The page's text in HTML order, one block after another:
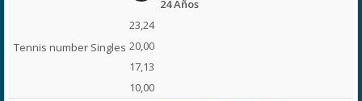
24 Años
23,24
20,00
17,13
10,00